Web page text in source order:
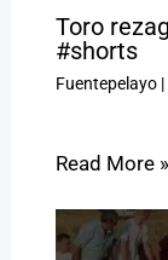
Toro
#shorts
Fuentepelayo|
Read More »